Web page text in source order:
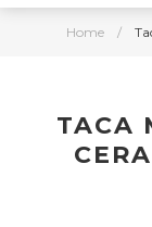
Home /
TACA